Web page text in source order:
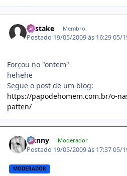
Mistake Membro
Postado 19/05/2009 às 16:2905/
Forçou no "ontem"
hehehe
Segue o post de um blog:
https://papodehomem.com.br/o-
patten/
Nanny Moderador
Postado 19/05/2009 às 17:3705/
MODERADOR